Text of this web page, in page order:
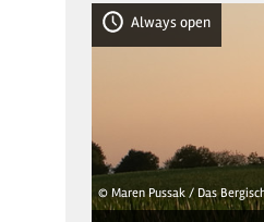
Always open
© Maren Pussak / Das